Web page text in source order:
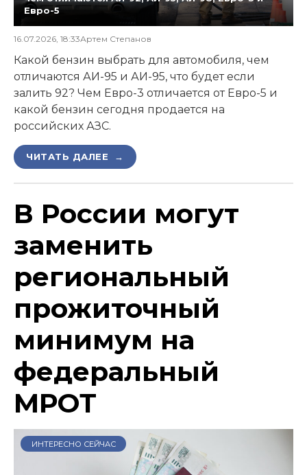
Евро-5
16.07.2026, 18:33Артем Степанов
Какой бензин выбрать для автомобиля, чем
отличаются АИ-95 и АИ-95, что будет если
залить 92? Чем Евро-3 отличается от Евро-5 и
какой бензин сегодня продается на
российских АЗС.
ЧИТАТЬ ДАЛЕЕ →
В России могут
заменить
региональный
прожиточный
минимум на
федеральный
МРОТ
ИНТЕРЕСНО СЕЙЧАС